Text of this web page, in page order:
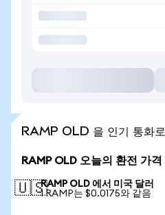
RAMP OLD 을 인기 통화
RAMP OLD 오늘의 환전 가격
🇺🇸RAMP OLD 에서 미국 달러
1 RAMP는 $0.0175와 같음